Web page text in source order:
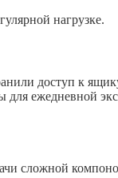
нагрузке.
доступ к
для ежедневной
сложной